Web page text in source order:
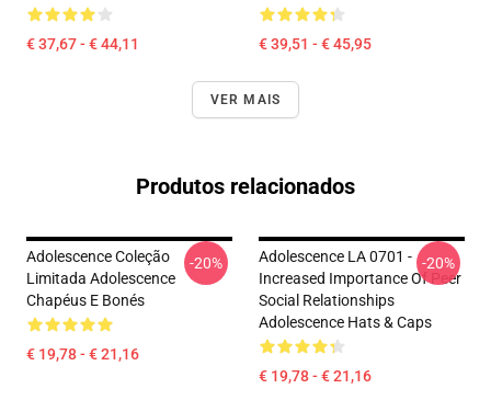
€ 37,67 - € 44,11 € 39,51 - € 45,95
VER MAIS
Produtos relacionados
Adolescence Coleção
Limitada Adolescence
Chapéus E Bonés
€ 19,78 - € 21,16
-20%
Adolescence LA 0701 -
Increased Importance Of Peer
Social Relationships
Adolescence Hats & Caps
€ 19,78 - € 21,16
-20%